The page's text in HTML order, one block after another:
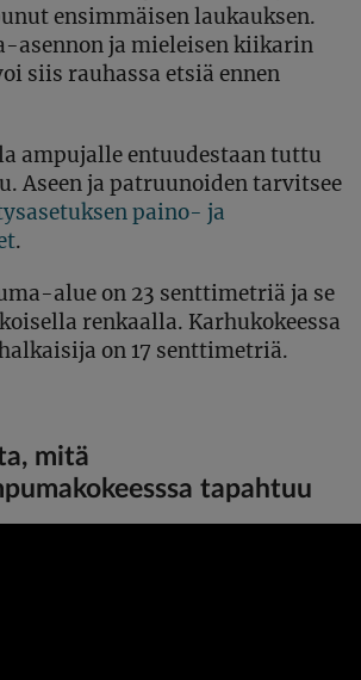
ensimmäisen laukauksen.
asennon ja mieleisen kiikarin
siis rauhassa etsiä ennen
ampujalle entuudestaan tuttu
Aseen ja patruunoiden tarvitsee
paino- ja
.
alue on 23 senttimetriä ja se
renkaalla. Karhukokeessa
on 17 senttimetriä.
mitä
tapahtuu